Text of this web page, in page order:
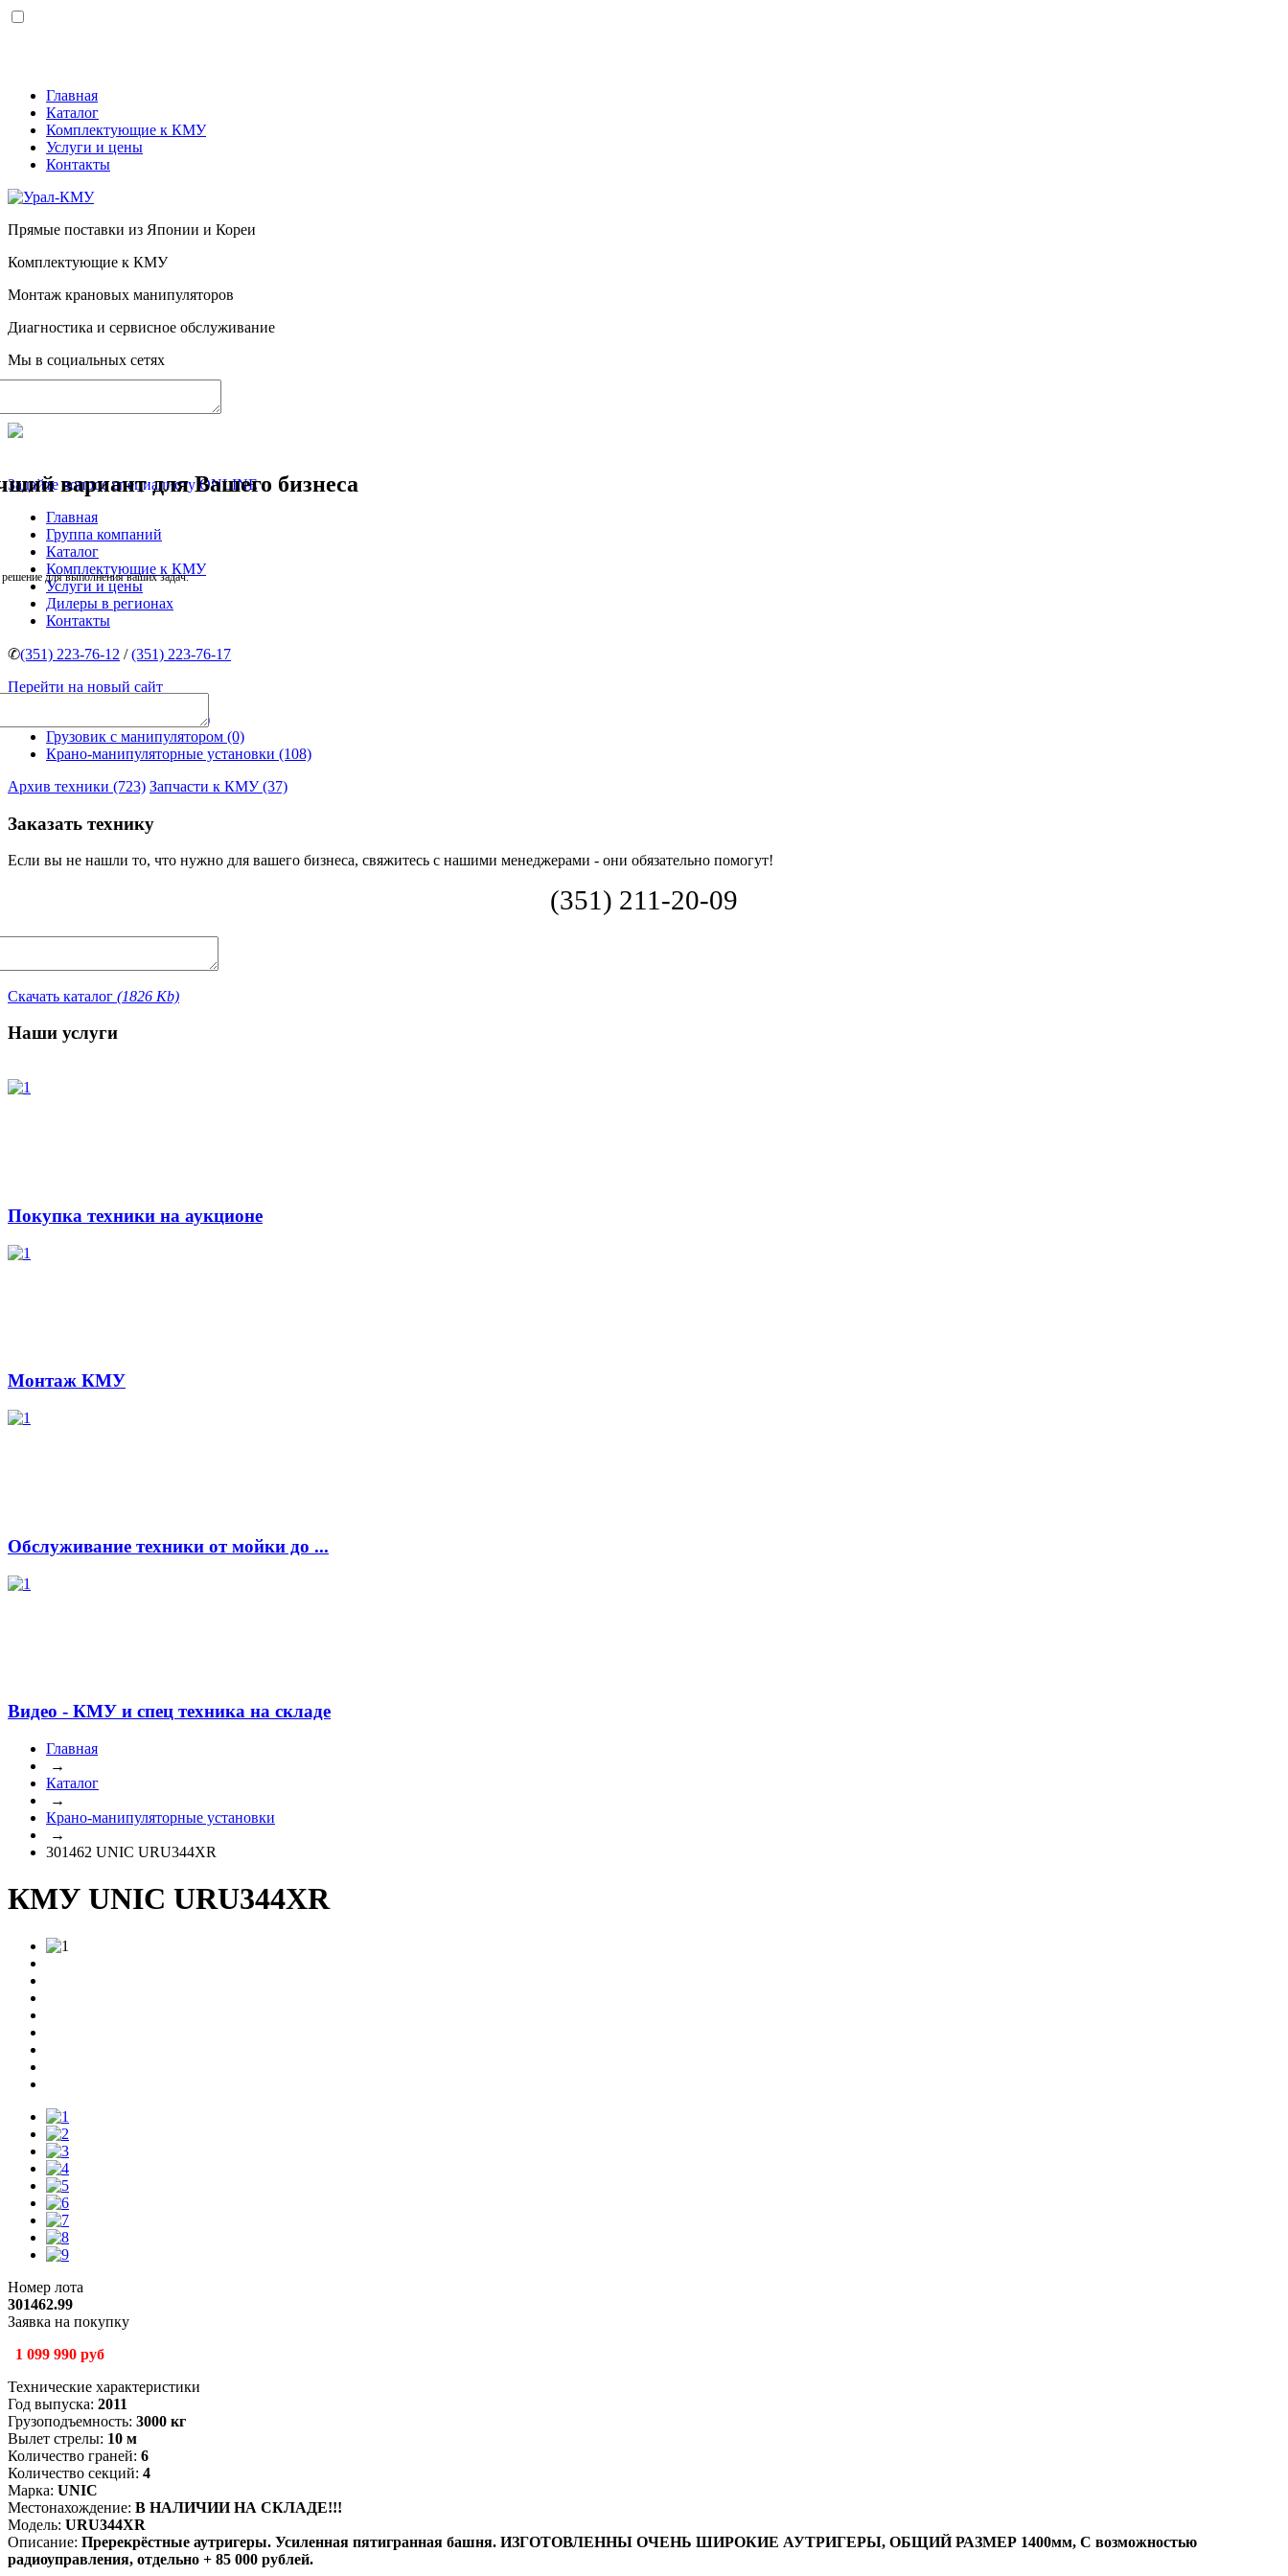
Главная
Каталог
Комплектующие к КМУ
Услуги и цены
Контакты
Прямые поставки из Японии и Кореи
Комплектующие к КМУ
Монтаж крановых манипуляторов
Диагностика и сервисное обслуживание
Мы в социальных сетях
Задайте вопрос специалисту ONLINE
Главная
Группа компаний
Каталог
Комплектующие к КМУ
Услуги и цены
Дилеры в регионах
Контакты
✆(351) 223-76-12 /(351) 223-76-17
Перейти на новый сайт
Специальная техника (4)
Грузовик с манипулятором (0)
Крано-манипуляторные установки (108)
Архив техники (723) Запчасти к КМУ (37)
Заказать технику
Если вы не нашли то, что нужно для вашего бизнеса, свяжитесь с нашими менеджерами - они обязательно помогут!
(351) 211-20-09
Скачать каталог (1826 Kb)
Наши услуги
Покупка техники на аукционе
Монтаж КМУ
Обслуживание техники от мойки до ...
Видео - КМУ и спец техника на складе
Главная
→
Каталог
→
Крано-манипуляторные установки
→
301462 UNIC URU344XR
КМУ UNIC URU344XR
Номер лота
301462.99
Заявка на покупку
1 099 990 руб
Технические характеристики
Год выпуска: 2011
Грузоподъемность: 3000 кг
Вылет стрелы: 10 м
Количество граней: 6
Количество секций: 4
Марка: UNIC
Местонахождение: В НАЛИЧИИ НА СКЛАДЕ!!!
Модель: URU344XR
Описание: Пререкрёстные аутригеры. Усиленная пятигранная башня. ИЗГОТОВЛЕННЫ ОЧЕНЬ ШИРОКИЕ АУТРИГЕРЫ, ОБЩИЙ РАЗМЕР 1400мм, С возможностью
радиоуправления, отдельно + 85 000 рублей.
вариант для Вашего бизнеса
для выполнения ваших задач.